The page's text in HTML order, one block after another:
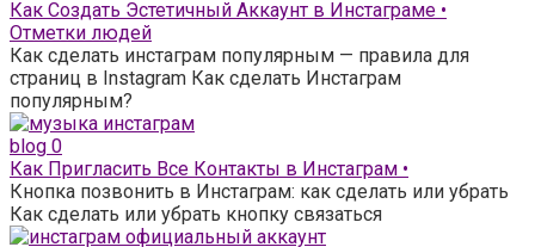
Как Создать Эстетичный Аккаунт в Инстаграме •
Отметки людей
Как сделать инстаграм популярным — правила для
страниц в Instagram Как сделать Инстаграм
популярным?
blog 0
Как Пригласить Все Контакты в Инстаграм •
Кнопка позвонить в Инстаграм: как сделать или убрать
Как сделать или убрать кнопку связаться